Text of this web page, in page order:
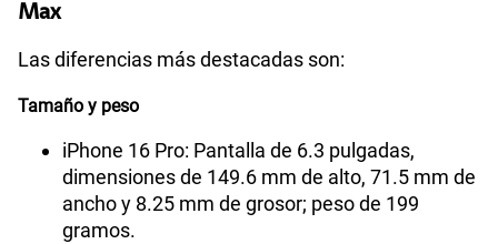
Max
Las diferencias más destacadas son:
Tamaño y peso
iPhone 16 Pro: Pantalla de 6.3 pulgadas,
dimensiones de 149.6 mm de alto, 71.5 mm de
ancho y 8.25 mm de grosor; peso de 199
gramos.